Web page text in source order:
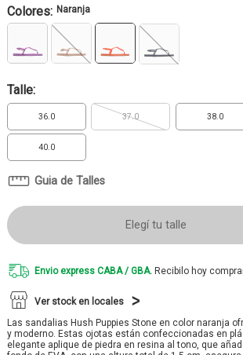
Colores: Naranja
Talle:
36.0 37.0 38.0
40.0
Guia de Talles
Elegí tu talle
Envio express CABA / GBA. Recibilo hoy
Ver stock en locales
Las sandalias Hush Puppies Stone en color naranja
y moderno. Estas ojotas están confeccionadas en
elegante aplique de piedra en resina al tono, que